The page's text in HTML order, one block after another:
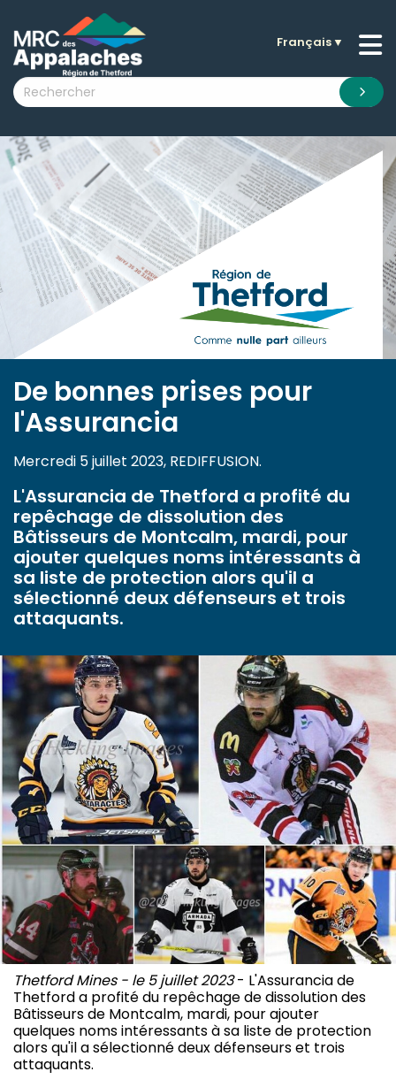
submenu (La MRC )
submenu (Citoyens )
submenu (Visiteurs )
submenu (Nouvelles )
submenu (Documentation )
Français▼
De bonnes prises pour
l'Assurancia
Mercredi 5 juillet 2023, REDIFFUSION.
L'Assurancia de Thetford a profité du
repêchage de dissolution des
Bâtisseurs de Montcalm, mardi, pour
ajouter quelques noms intéressants à
sa liste de protection alors qu'il a
sélectionné deux défenseurs et trois
attaquants.
Thetford Mines - le 5 juillet 2023- L'Assurancia de
Thetford a profité du repêchage de dissolution des
Bâtisseurs de Montcalm, mardi, pour ajouter
quelques noms intéressants à sa liste de protection
alors qu'il a sélectionné deux défenseurs et trois
attaquants.